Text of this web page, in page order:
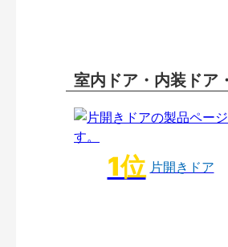
室内ドア・内装ドア
片開きドア